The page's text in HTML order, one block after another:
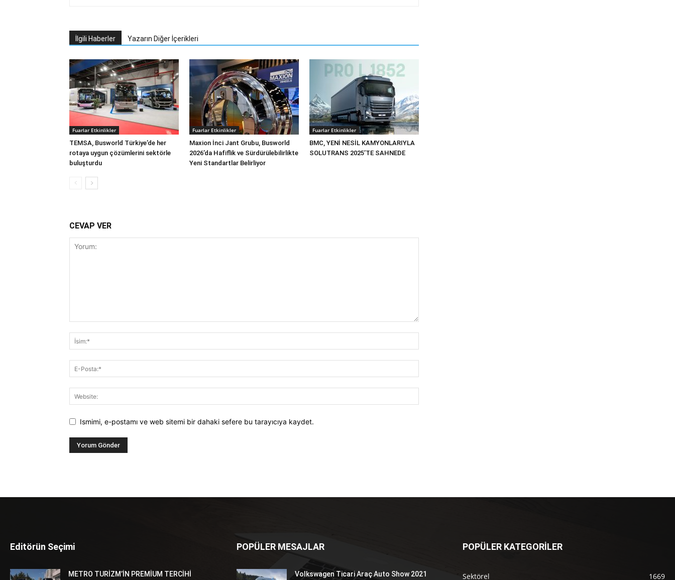
İlgili Haberler Yazarın Diğer İçerikleri
Fuarlar Etkinlikler
TEMSA, Busworld Türkiye’de her
rotaya uygun çözümlerini sektörle
buluşturdu
Fuarlar Etkinlikler
Maxion İnci Jant Grubu, Busworld
2026’da Hafiflik ve Sürdürülebilirlikte
Yeni Standartlar Belirliyor
Fuarlar Etkinlikler
BMC, YENİ NESİL KAMYONLARIYLA
SOLUTRANS 2025’TE SAHNEDE
CEVAP VER
Ismimi, e-postamı ve web sitemi bir dahaki sefere bu tarayıcıya kaydet.
Editörün Seçimi
METRO TURİZM’İN PREMİUM TERCİHİ
POPÜLER MESAJLAR
Volkswagen Ticari Araç Auto Show 2021
POPÜLER KATEGORİLER
Sektörel 1669